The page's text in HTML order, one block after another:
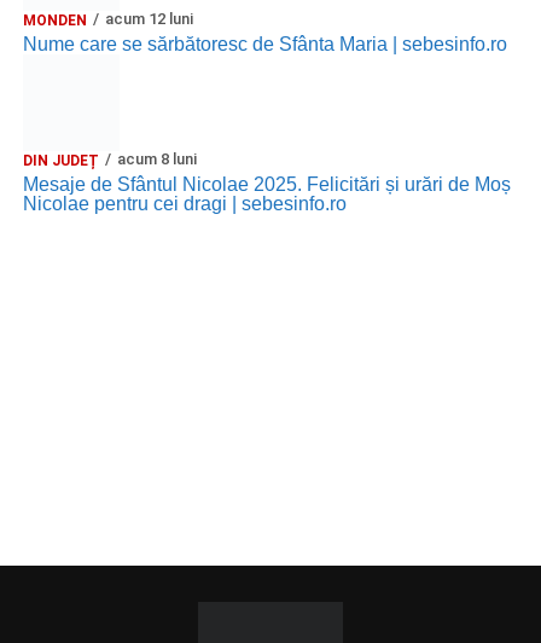
MONDEN acum 12 luni
Nume care se sărbătoresc de Sfânta Maria | sebesinfo.ro
DIN JUDEȚ acum 8 luni
Mesaje de Sfântul Nicolae 2025. Felicitări și urări de Moș
Nicolae pentru cei dragi | sebesinfo.ro